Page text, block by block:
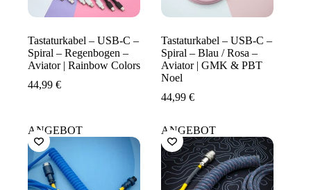
Tastaturkabel – USB-C –
Spiral – Regenbogen –
Aviator | Rainbow Colors
44,99 €
Tastaturkabel – USB-C –
Spiral – Blau / Rosa –
Aviator | GMK & PBT
Noel
44,99€
ANGEBOT ANGEBOT